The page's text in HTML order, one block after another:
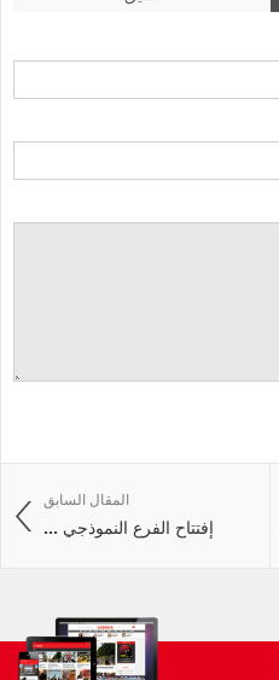
المقال السابق
إفتتاح الفرع النموذجي ...